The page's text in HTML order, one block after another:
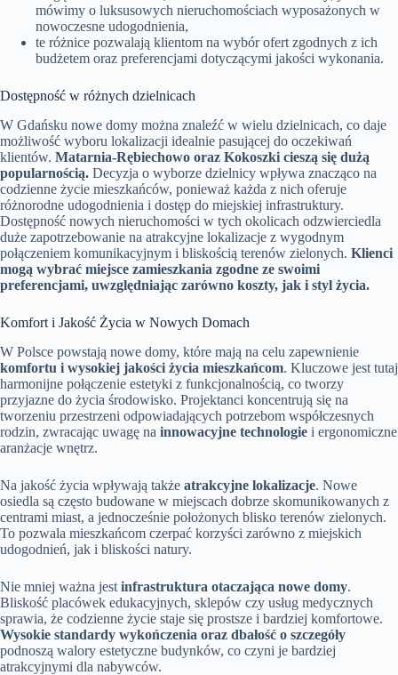
mówimy o luksusowych nieruchomościach wyposażonych w
nowoczesne udogodnienia,
te różnice pozwalają klientom na wybór ofert zgodnych z ich
budżetem oraz preferencjami dotyczącymi jakości wykonania.
Dostępność w różnych dzielnicach
W Gdańsku nowe domy można znaleźć w wielu dzielnicach, co daje
możliwość wyboru lokalizacji idealnie pasującej do oczekiwań
klientów. Matarnia-Rębiechowo oraz Kokoszki cieszą się dużą
popularnością. Decyzja o wyborze dzielnicy wpływa znacząco na
codzienne życie mieszkańców, ponieważ każda z nich oferuje
różnorodne udogodnienia i dostęp do miejskiej infrastruktury.
Dostępność nowych nieruchomości w tych okolicach odzwierciedla
duże zapotrzebowanie na atrakcyjne lokalizacje z wygodnym
połączeniem komunikacyjnym i bliskością terenów zielonych. Klienci
mogą wybrać miejsce zamieszkania zgodne ze swoimi
preferencjami, uwzględniając zarówno koszty, jak i styl życia.
Komfort i Jakość Życia w Nowych Domach
W Polsce powstają nowe domy, które mają na celu zapewnienie
komfortu i wysokiej jakości życia mieszkańcom. Kluczowe jest tutaj
harmonijne połączenie estetyki z funkcjonalnością, co tworzy
przyjazne do życia środowisko. Projektanci koncentrują się na
tworzeniu przestrzeni odpowiadających potrzebom współczesnych
rodzin, zwracając uwagę na innowacyjne technologie i ergonomiczne
aranżacje wnętrz.
Na jakość życia wpływają także atrakcyjne lokalizacje. Nowe
osiedla są często budowane w miejscach dobrze skomunikowanych z
centrami miast, a jednocześnie położonych blisko terenów zielonych.
To pozwala mieszkańcom czerpać korzyści zarówno z miejskich
udogodnień, jak i bliskości natury.
Nie mniej ważna jest infrastruktura otaczająca nowe domy.
Bliskość placówek edukacyjnych, sklepów czy usług medycznych
sprawia, że codzienne życie staje się prostsze i bardziej komfortowe.
Wysokie standardy wykończenia oraz dbałość o szczegóły
podnoszą walory estetyczne budynków, co czyni je bardziej
atrakcyjnymi dla nabywców.